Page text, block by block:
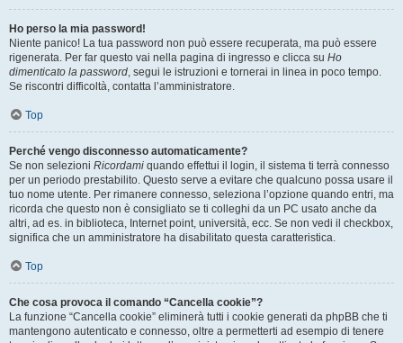
Ho perso la mia password!
Niente panico! La tua password non può essere recuperata, ma può essere
rigenerata. Per far questo vai nella pagina di ingresso e clicca su Ho
dimenticato la password, segui le istruzioni e tornerai in linea in poco tempo.
Se riscontri difficoltà, contatta l’amministratore.
Top
Perché vengo disconnesso automaticamente?
Se non selezioni Ricordami quando effettui il login, il sistema ti terrà connesso
per un periodo prestabilito. Questo serve a evitare che qualcuno possa usare il
tuo nome utente. Per rimanere connesso, seleziona l’opzione quando entri, ma
ricorda che questo non è consigliato se ti colleghi da un PC usato anche da
altri, ad es. in biblioteca, Internet point, università, ecc. Se non vedi il checkbox,
significa che un amministratore ha disabilitato questa caratteristica.
Top
Che cosa provoca il comando “Cancella cookie”?
La funzione “Cancella cookie” eliminerà tutti i cookie generati da phpBB che ti
mantengono autenticato e connesso, oltre a permetterti ad esempio di tenere